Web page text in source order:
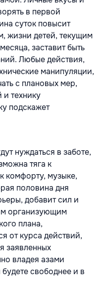
в первой
суток повысит
жизни детей, текущим
заставит быть
Любые действия,
манипуляции,
с плановых мер,
технику
подскажет
нуждаться в заботе,
тяга к
комфорту, музыке,
половина дня
добавит сил и
организующим
плана,
от курса действий,
заявленных
владея азами
свободнее и в